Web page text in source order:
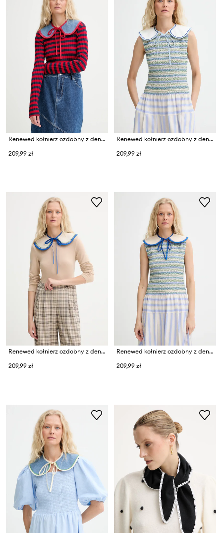
Renewed kołnierz ozdobny z denimu creative upcycling
209,99 zł
Renewed kołnierz ozdobny z denimu creative upcycling
209,99 zł
Renewed kołnierz ozdobny z denimu creative upcycling
209,99 zł
Renewed kołnierz ozdobny z denimu creative upcycling
209,99 zł